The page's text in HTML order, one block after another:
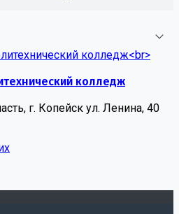
колледж
г. Копейск ул. Ленина, 40